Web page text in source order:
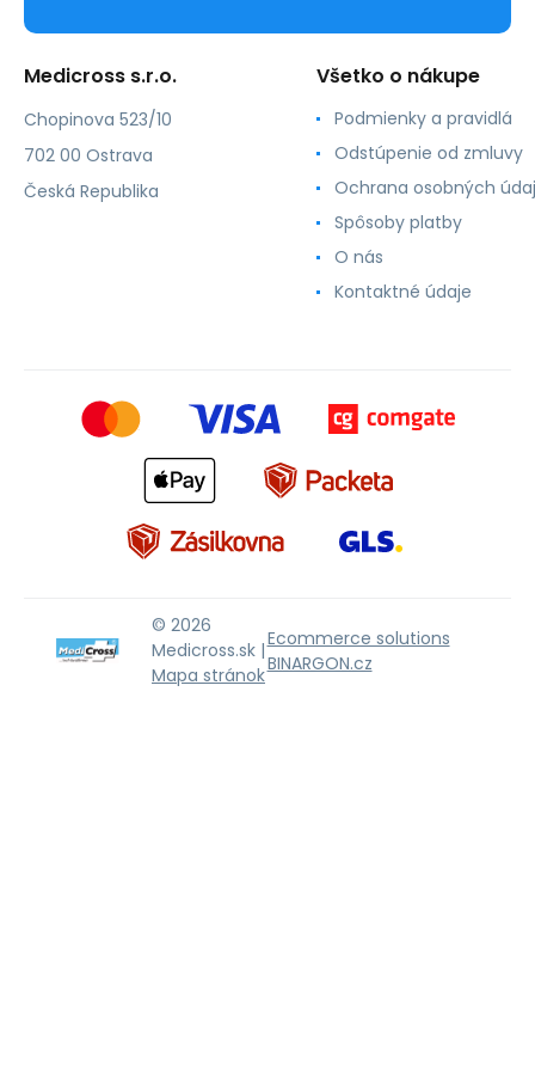
Medicross s.r.o.
Chopinova 523/10
702 00 Ostrava
Česká Republika
Všetko o nákupe
Podmienky a pravidlá
Odstúpenie od zmluvy
Ochrana osobných
Spôsoby platby
O nás
Kontaktné údaje
© 2026
Medicross.sk |
Mapa stránok
Ecommerce solutions
BINARGON.cz